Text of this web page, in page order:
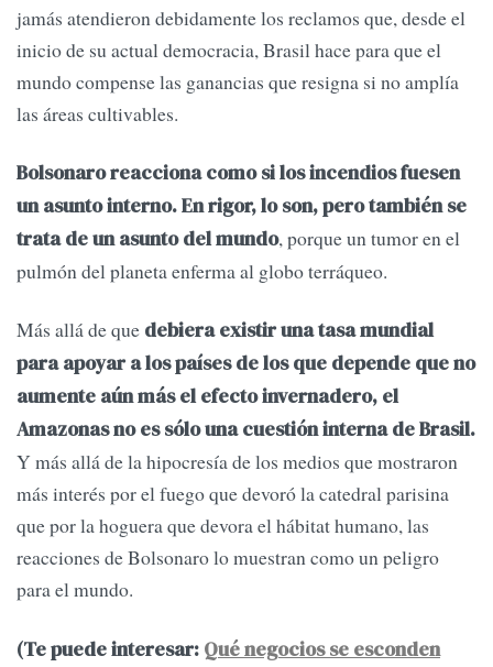
jamás atendieron debidamente los reclamos que, desde el
inicio de su actual democracia, Brasil hace para que el
mundo compense las ganancias que resigna si no amplía
las áreas cultivables.
Bolsonaro reacciona como si los incendios fuesen
un asunto interno. En rigor, lo son, pero también se
trata de un asunto del mundo, porque un tumor en el
pulmón del planeta enferma al globo terráqueo.
Más allá de que debiera existir una tasa mundial
para apoyar a los países de los que depende que no
aumente aún más el efecto invernadero, el
Amazonas no es sólo una cuestión interna de Brasil.
Y más allá de la hipocresía de los medios que mostraron
más interés por el fuego que devoró la catedral parisina
que por la hoguera que devora el hábitat humano, las
reacciones de Bolsonaro lo muestran como un peligro
para el mundo.
(Te puede interesar: Qué negocios se esconden